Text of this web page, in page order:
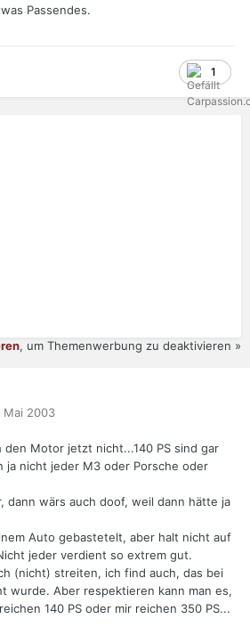
Passendes.
1
, um Themenwerbung zu deaktivieren »
Mai 2003
Motor jetzt nicht...140 PS sind gar
ja nicht jeder M3 oder Porsche oder
dann wärs auch doof, weil dann hätte ja
Auto gebastetelt, aber halt nicht auf
jeder verdient so extrem gut.
(nicht) streiten, ich find auch, das bei
wurde. Aber respektieren kann man es,
140 PS oder mir reichen 350 PS...